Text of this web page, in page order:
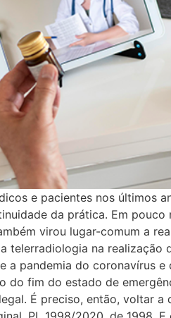
e pacientes nos últimos
da prática. Em
virou lugar-comum a
na realização
a pandemia do coronavírus
do fim do estado de
É preciso, então, voltar